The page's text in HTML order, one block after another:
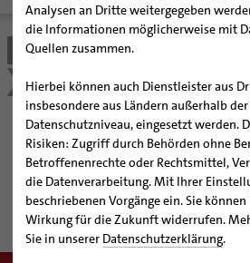
Analysen an Dritte weitergegeben
die Informationen möglicherweise mit
Quellen zusammen.
Hierbei können auch Dienstleister aus
insbesondere aus Ländern außerhalb
Datenschutzniveau, eingesetzt werden.
Risiken: Zugriff durch Behörden ohne
Betroffenenrechte oder Rechtsmittel,
die Datenverarbeitung. Mit Ihrer
beschriebenen Vorgänge ein. Sie
Wirkung für die Zukunft widerrufen.
Sie in unserer Datenschutzerklärung.
BISTUM
Bischöfe
Weihbischof Dr. Martin Marahrens
Bischof em. Norbert Trelle
Weihbischof em. Bongartz
Weihbischof em. Schwerdtfeger
Weihbischof em. Koitz
Bischof em. Dr. Wüstenberg
Generalvikariat
Gremien
Diözesangericht
Gemeindegremien
Pfarrgemeinden
Hildesheimer Dom
Virtueller Rundgang durch den Dom
Tausendjähriger Rosenstock
Die Hildesheimer Dommusik
Wallfahrten | Pilgern
Termine Wallfahrten und Pilgern
Jakobswege im Bistum Hildesheim
Veranstaltungen
Strategieprozess
Jugend
SEELSORGE
Katholisch werden
Wiedereintritt
Erwachsenenkatechumenat
Glaube leben
Glaubensveranstaltungen
Taufe
Fragen zur Taufe
Erwachsenentaufe
Taufsymbole
Erstkommunion
Firmung
Hochzeit
Katholisch heiraten
Lebensende
BERATUNG & HILFE
Ehe-, Familien-, und Lebensberatung (EFL)
Schwangerenberatung
Beratungsstellen
Prävention und Hilfe bei sexualisierter
Schuldnerberatung
Beratungsstellen
Caritas
Bischöfliche Stiftung Gemeinsam für das
BILDUNG & KULTUR
Schulen | Hochschulen
Katholische Schulen im Bistum
Veranstaltungen
Schulpastoral
Dommuseum
Dombibliothek
Bistumsarchiv
KIRCHE & GESELLSCHAFT
Ökumene
Interreligiöser Dialog
Weltkirche
Bistum Hildesheim
Schöpfungsgerecht 2035
Aktuelles
rund um den